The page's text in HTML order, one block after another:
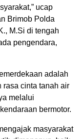
ucap
Brimob Polda
M.Si di tengah
pengendara,
adalah
rasa cinta tanah air
melalui
bermotor.
masyarakat